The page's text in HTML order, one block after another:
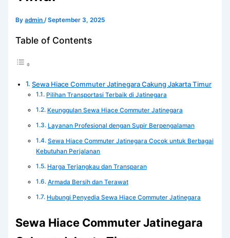
Byadmin/September 3, 2025
Table of Contents
Sewa Hiace Commuter Jatinegara Cakung Jakarta Timur
Pilihan Transportasi Terbaik di Jatinegara
Keunggulan Sewa Hiace Commuter Jatinegara
Layanan Profesional dengan Supir Berpengalaman
Sewa Hiace Commuter Jatinegara Cocok untuk Berbagai
Kebutuhan Perjalanan
Harga Terjangkau dan Transparan
Armada Bersih dan Terawat
Hubungi Penyedia Sewa Hiace Commuter Jatinegara
Sewa Hiace Commuter Jatinegara